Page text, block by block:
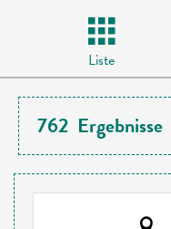
Liste
762 Ergebnisse